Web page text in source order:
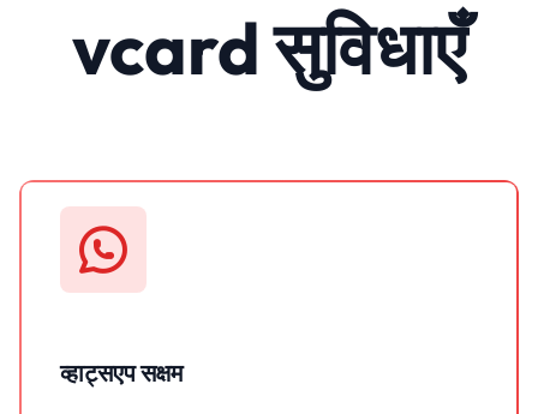
vcard सुविधाएँ
व्हाट्सएप सक्षम